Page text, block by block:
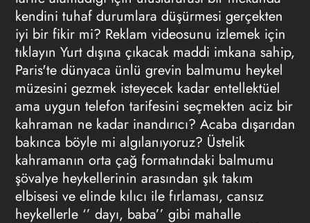
kendini tuhaf durumlara düşürmesi gerçekten
iyi bir fikir mi? Reklam videosunu izlemek için
tıklayın Yurt dışına çıkacak maddi imkana sahip,
Paris'te dünyaca ünlü grevin balmumu heykel
müzesini gezmek isteyecek kadar entellektüel
ama uygun telefon tarifesini seçmekten aciz bir
kahraman ne kadar inandırıcı? Acaba dışarıdan
bakınca böyle mi algılanıyoruz? Üstelik
kahramanın orta çağ formatındaki balmumu
şövalye heykellerinin arasından şık takım
elbisesi ve elinde kılıcı ile fırlaması, cansız
heykellerle ‘’ dayı, baba’’ gibi mahalle